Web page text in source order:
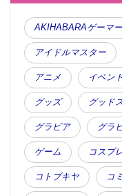
AKIHABARAゲーマ
アイドルマスター
アニメ イベント
グッズ グッド
グラビア グラ
ゲーム コスプ
コトブキヤ コ